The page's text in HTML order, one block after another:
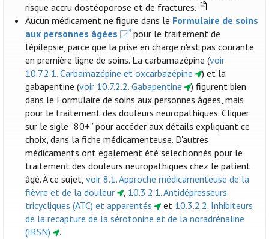
risque accru d'ostéoporose et de fractures.
Aucun médicament ne figure dans le Formulaire de soins
aux personnes âgées
pour le traitement de
l'épilepsie, parce que la prise en charge n'est pas courante
en première ligne de soins. La carbamazépine (voir
10.7.2.1. Carbamazépine et oxcarbazépine
) et la
gabapentine (voir 10.7.2.2. Gabapentine
) figurent bien
dans le Formulaire de soins aux personnes âgées, mais
pour le traitement des douleurs neuropathiques. Cliquer
sur le sigle “80+” pour accéder aux détails expliquant ce
choix, dans la fiche médicamenteuse. D'autres
médicaments ont également été sélectionnés pour le
traitement des douleurs neuropathiques chez le patient
âgé. À ce sujet,voir 8.1. Approche médicamenteuse de la
fièvre et de la douleur
, 10.3.2.1. Antidépresseurs
tricycliques (ATC) et apparentés
et 10.3.2.2. Inhibiteurs
de la recapture de la sérotonine et de la noradrénaline
(IRSN)
.